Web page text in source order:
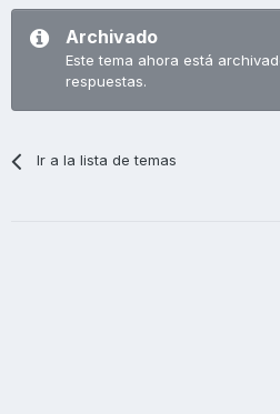
Archivado
Este tema ahora está
respuestas.
Ir a la lista de temas